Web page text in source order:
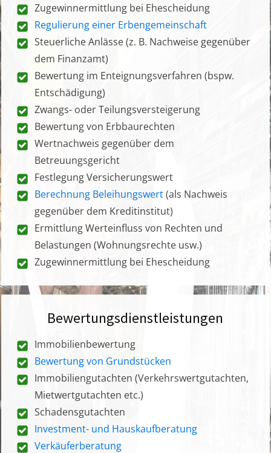
Zugewinnermittlung bei Ehescheidung
Regulierung einer Erbengemeinschaft
Steuerliche Anlässe (z. B. Nachweise gegenüber
dem Finanzamt)
Bewertung im Enteignungsverfahren (bspw.
Entschädigung)
Zwangs- oder Teilungsversteigerung
Bewertung von Erbbaurechten
Wertnachweis gegenüber dem
Betreuungsgericht
Festlegung Versicherungswert
Berechnung Beleihungswert(als Nachweis
gegenüber dem Kreditinstitut)
Ermittlung Werteinfluss von Rechten und
Belastungen (Wohnungsrechte usw.)
Zugewinnermittlung bei Ehescheidung
Bewertungsdienstleistungen
Immobilienbewertung
Bewertung von Grundstücken
Immobiliengutachten (Verkehrswertgutachten,
Mietwertgutachten etc.)
Schadensgutachten
Investment- und Hauskaufberatung
Verkäuferberatung